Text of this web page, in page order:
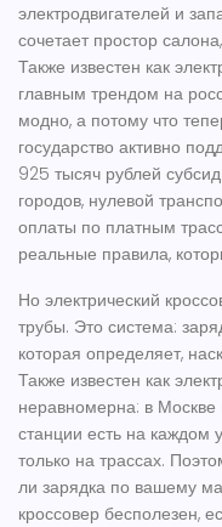
электродвигателей и
сочетает простор
Также известен как
главным трендом на
модно, а потому что
государство активно
925 тысяч рублей
городов, нулевой
оплаты по платным
реальные правила,
Но электрический
трубы. Это система:
которая определяет,
Также известен как
неравномерна: в
станции есть на каждом
только на трассах.
ли зарядка по вашему
кроссовер бесполезен,